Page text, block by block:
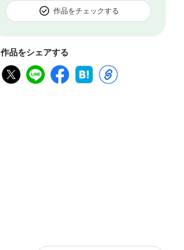
作品をチェックする
作品をシェアする